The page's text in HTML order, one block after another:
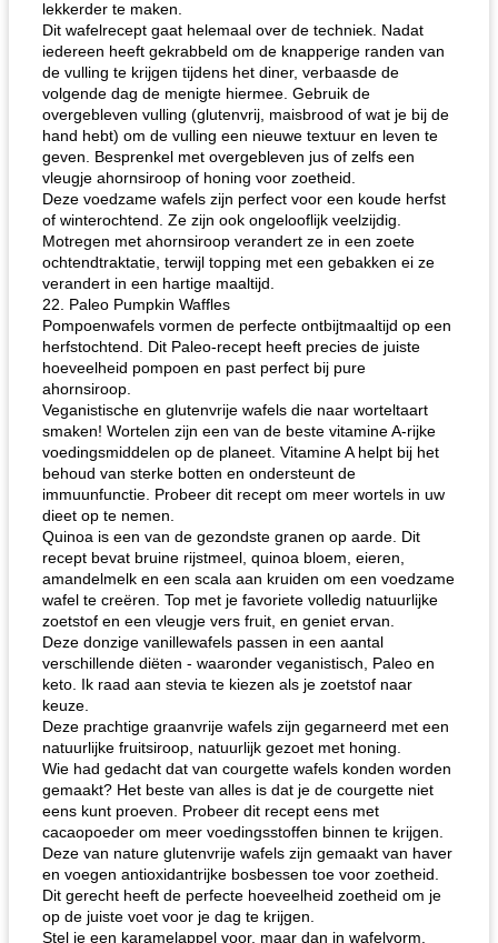
lekkerder te maken.
Dit wafelrecept gaat helemaal over de techniek. Nadat
iedereen heeft gekrabbeld om de knapperige randen van
de vulling te krijgen tijdens het diner, verbaasde de
volgende dag de menigte hiermee. Gebruik de
overgebleven vulling (glutenvrij, maisbrood of wat je bij de
hand hebt) om de vulling een nieuwe textuur en leven te
geven. Besprenkel met overgebleven jus of zelfs een
vleugje ahornsiroop of honing voor zoetheid.
Deze voedzame wafels zijn perfect voor een koude herfst
of winterochtend. Ze zijn ook ongelooflijk veelzijdig.
Motregen met ahornsiroop verandert ze in een zoete
ochtendtraktatie, terwijl topping met een gebakken ei ze
verandert in een hartige maaltijd.
22. Paleo Pumpkin Waffles
Pompoenwafels vormen de perfecte ontbijtmaaltijd op een
herfstochtend. Dit Paleo-recept heeft precies de juiste
hoeveelheid pompoen en past perfect bij pure
ahornsiroop.
Veganistische en glutenvrije wafels die naar worteltaart
smaken! Wortelen zijn een van de beste vitamine A-rijke
voedingsmiddelen op de planeet. Vitamine A helpt bij het
behoud van sterke botten en ondersteunt de
immuunfunctie. Probeer dit recept om meer wortels in uw
dieet op te nemen.
Quinoa is een van de gezondste granen op aarde. Dit
recept bevat bruine rijstmeel, quinoa bloem, eieren,
amandelmelk en een scala aan kruiden om een ​​voedzame
wafel te creëren. Top met je favoriete volledig natuurlijke
zoetstof en een vleugje vers fruit, en geniet ervan.
Deze donzige vanillewafels passen in een aantal
verschillende diëten - waaronder veganistisch, Paleo en
keto. Ik raad aan stevia te kiezen als je zoetstof naar
keuze.
Deze prachtige graanvrije wafels zijn gegarneerd met een
natuurlijke fruitsiroop, natuurlijk gezoet met honing.
Wie had gedacht dat van courgette wafels konden worden
gemaakt? Het beste van alles is dat je de courgette niet
eens kunt proeven. Probeer dit recept eens met
cacaopoeder om meer voedingsstoffen binnen te krijgen.
Deze van nature glutenvrije wafels zijn gemaakt van haver
en voegen antioxidantrijke bosbessen toe voor zoetheid.
Dit gerecht heeft de perfecte hoeveelheid zoetheid om je
op de juiste voet voor je dag te krijgen.
Stel je een karamelappel voor, maar dan in wafelvorm.